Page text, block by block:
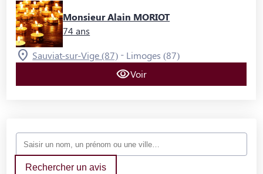
Monsieur Alain MORIOT
74 ans
Sauviat-sur-Vige (87) - Limoges (87)
Voir
Rechercher un avis